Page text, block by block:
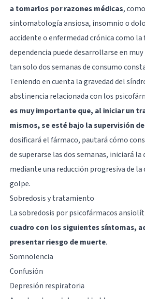
a tomarlos por razones médicas,
sintomatología ansiosa, insomnio o
accidente o enfermedad crónica como
dependencia puede desarrollarse en
tan solo dos semanas de consumo
Teniendo en cuenta la gravedad del
abstinencia relacionada con los
es muy importante que, al iniciar un
mismos, se esté bajo la supervisión
dosificará el fármaco, pautará cómo
de superarse las dos semanas, iniciará
mediante una reducción progresiva de la
golpe.
Sobredosis y tratamiento
La sobredosis por psicofármacos
cuadro con los siguientes síntomas,
presentar riesgo de muerte.
Somnolencia
Confusión
Depresión respiratoria